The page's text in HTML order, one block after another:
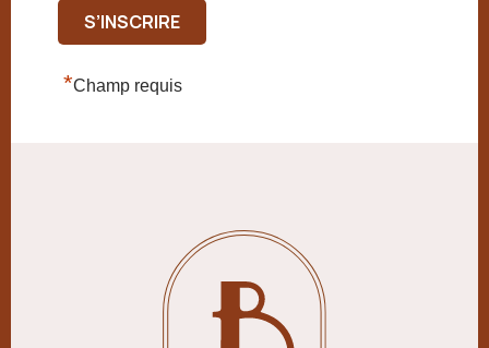
*Champ requis